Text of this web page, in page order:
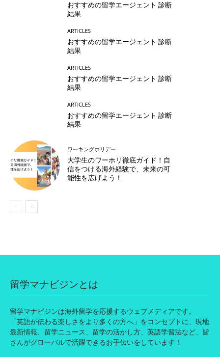
おすすめの留学エージェント 診断
結果
ARTICLES
おすすめの留学エージェント 診断
結果
ARTICLES
おすすめの留学エージェント 診断
結果
ARTICLES
おすすめの留学エージェント 診断
結果
ワーキングホリデー
大学生のワーホリ徹底ガイド！自
信をつける海外経験で、未来の可
能性を広げよう！
留学マナビジンとは
留学マナビジンは海外留学を応援するウェブメディアです。
「英語が伝わる楽しさをより多くの方へ」をコンセプトに、現地
最新情報、留学ニュース、留学の活かし方、英語学習法など、皆
さんがグローバルで活躍できるお手伝いをしています！